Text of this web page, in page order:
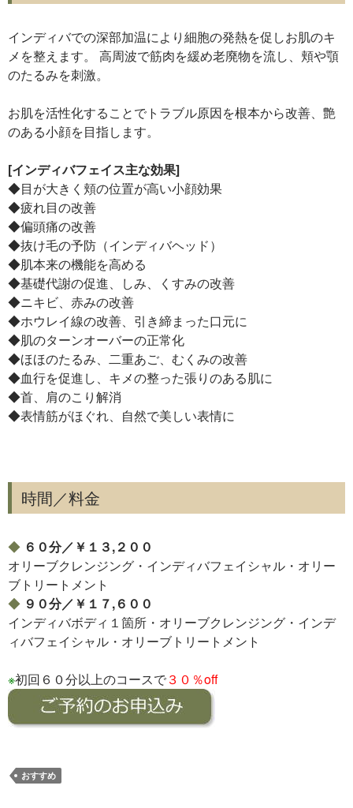
インディバでの深部加温により細胞の発熱を促しお肌のキ
メを整えます。 高周波で筋肉を緩め老廃物を流し、頬や顎
のたるみを刺激。
お肌を活性化することでトラブル原因を根本から改善、艶
のある小顔を目指します。
[インディバフェイス主な効果]
◆目が大きく頬の位置が高い小顔効果
◆疲れ目の改善
◆偏頭痛の改善
◆抜け毛の予防（インディバヘッド）
◆肌本来の機能を高める
◆基礎代謝の促進、しみ、くすみの改善
◆ニキビ、赤みの改善
◆ホウレイ線の改善、引き締まった口元に
◆肌のターンオーバーの正常化
◆ほほのたるみ、二重あご、むくみの改善
◆血行を促進し、キメの整った張りのある肌に
◆首、肩のこり解消
◆表情筋がほぐれ、自然で美しい表情に
時間／料金
◆ ６０分／￥１３,２００
オリーブクレンジング・インディバフェイシャル・オリー
ブトリートメント
◆ ９０分／￥１７,６００
インディバボディ１箇所・オリーブクレンジング・インデ
ィバフェイシャル・オリーブトリートメント
※初回６０分以上のコースで３０％off
おすすめ